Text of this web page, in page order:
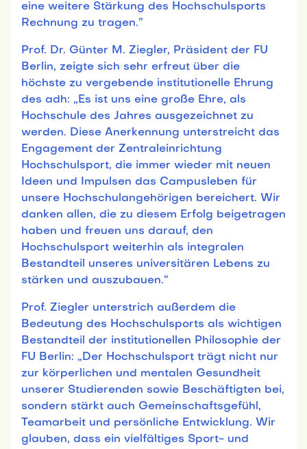
eine weitere Stärkung des Hochschulsports
Rechnung zu tragen.”
Prof. Dr. Günter M. Ziegler, Präsident der FU
Berlin, zeigte sich sehr erfreut über die
höchste zu vergebende institutionelle Ehrung
des adh: „Es ist uns eine große Ehre, als
Hochschule des Jahres ausgezeichnet zu
werden. Diese Anerkennung unterstreicht das
Engagement der Zentraleinrichtung
Hochschulsport, die immer wieder mit neuen
Ideen und Impulsen das Campusleben für
unsere Hochschulangehörigen bereichert. Wir
danken allen, die zu diesem Erfolg beigetragen
haben und freuen uns darauf, den
Hochschulsport weiterhin als integralen
Bestandteil unseres universitären Lebens zu
stärken und auszubauen.“
Prof. Ziegler unterstrich außerdem die
Bedeutung des Hochschulsports als wichtigen
Bestandteil der institutionellen Philosophie der
FU Berlin: „Der Hochschulsport trägt nicht nur
zur körperlichen und mentalen Gesundheit
unserer Studierenden sowie Beschäftigten bei,
sondern stärkt auch Gemeinschaftsgefühl,
Teamarbeit und persönliche Entwicklung. Wir
glauben, dass ein vielfältiges Sport- und